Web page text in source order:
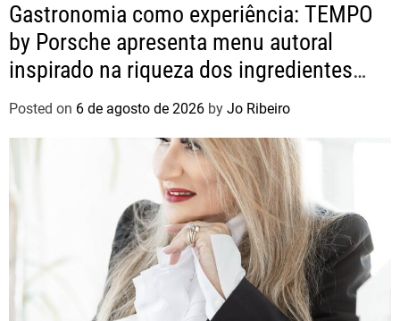
Gastronomia como experiência: TEMPO
by Porsche apresenta menu autoral
inspirado na riqueza dos ingredientes
brasileiros
Posted on 6 de agosto de 2026 by Jo Ribeiro